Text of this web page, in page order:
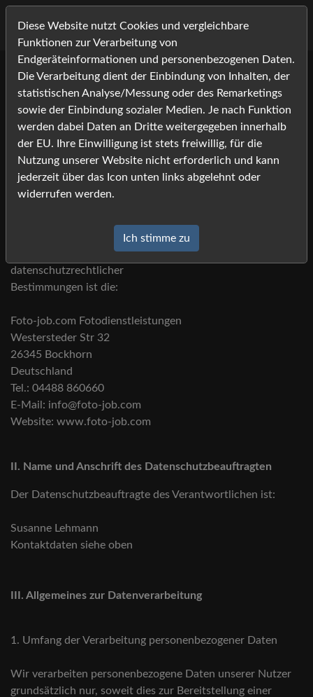
Datenschutzerklärung
I. Name und Anschrift des Verantwortlichen
Grundverordnung und anderer nationaler
Datenschutzgesetze der Mitgliedsstaaten sowie sonstiger
datenschutzrechtlicher
Bestimmungen ist die:
Foto-job.com Fotodienstleistungen
Westersteder Str 32
26345 Bockhorn
Deutschland
Tel.: 04488 860660
E-Mail: info@foto-job.com
Website: www.foto-job.com
II. Name und Anschrift des Datenschutzbeauftragten
Der Datenschutzbeauftragte des Verantwortlichen ist:
Susanne Lehmann
Kontaktdaten siehe oben
III. Allgemeines zur Datenverarbeitung
1. Umfang der Verarbeitung personenbezogener Daten
Wir verarbeiten personenbezogene Daten unserer Nutzer
grundsätzlich nur, soweit dies zur Bereitstellung einer
Diese Website nutzt Cookies und vergleichbare
Funktionen zur Verarbeitung von
Endgeräteinformationen und personenbezogenen Daten.
Die Verarbeitung dient der Einbindung von Inhalten, der
statistischen Analyse/Messung oder des Remarketings
sowie der Einbindung sozialer Medien. Je nach Funktion
werden dabei Daten an Dritte weitergegeben innerhalb
der EU. Ihre Einwilligung ist stets freiwillig, für die
Nutzung unserer Website nicht erforderlich und kann
jederzeit über das Icon unten links abgelehnt oder
widerrufen werden.
Ich stimme zu